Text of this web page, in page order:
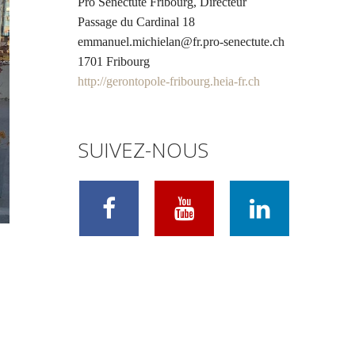
Passage du Cardinal 18
emmanuel.michielan@fr.pro-senectute.ch
1701 Fribourg
http://gerontopole-fribourg.heia-fr.ch
SUIVEZ-NOUS